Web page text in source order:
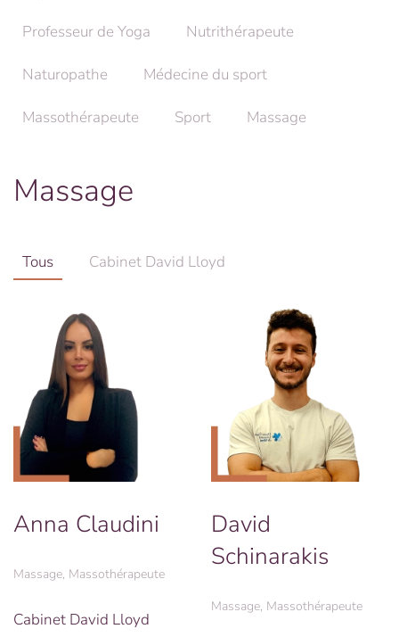
Professeur de Yoga Nutrithérapeute
Naturopathe Médecine du sport
Massothérapeute Sport Massage
Massage
Tous Cabinet David Lloyd
Anna Claudini
Massage, Massothérapeute
Cabinet David Lloyd
David
Schinarakis
Massage, Massothérapeute